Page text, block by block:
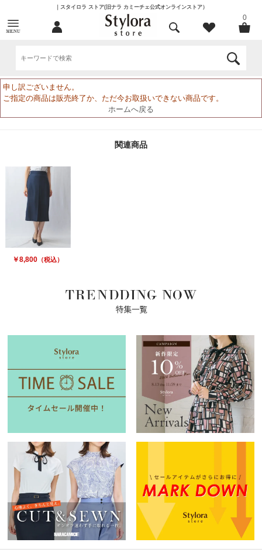
｜スタイロラ ストア(旧ナラ カミーチェ公式オンラインストア）
0
申し訳ございません。
ご指定の商品は販売終了か、ただ今お取扱いできない商品です。
ホームへ戻る
関連商品
￥8,800 （税込）